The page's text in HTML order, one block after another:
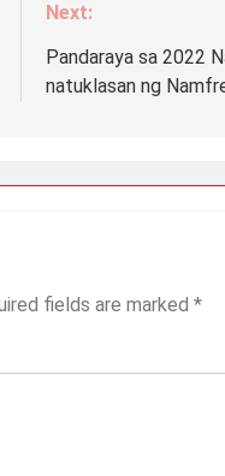
Next:
Pandaraya sa 2022
natuklasan ng
fields are marked *